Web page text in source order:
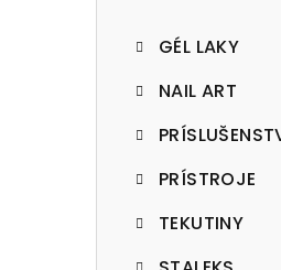
GÉL LAKY
NAIL ART
PRÍSTROJE
TEKUTINY